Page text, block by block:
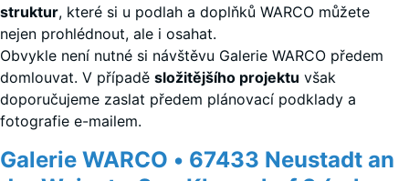
struktur, které si u podlah a doplňků WARCO můžete
nejen prohlédnout, ale i osahat.
Obvykle není nutné si návštěvu Galerie WARCO předem
domlouvat. V případě složitějšího projektu však
doporučujeme zaslat předem plánovací podklady a
fotografie e-mailem.
Galerie WARCO • 67433 Neustadt an